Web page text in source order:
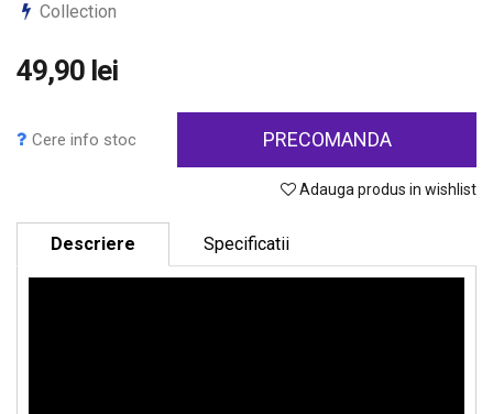
Collection
49,90 lei
Cere info stoc PRECOMANDA
Adauga produs in wishlist
Descriere Specificatii